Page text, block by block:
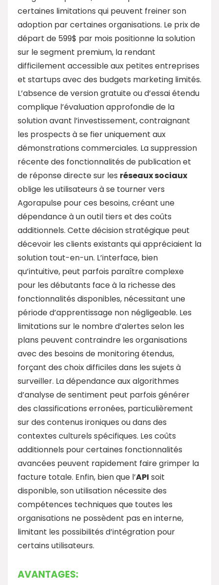
certaines limitations qui peuvent freiner son
adoption par certaines organisations. Le prix de
départ de 599$ par mois positionne la solution
sur le segment premium, la rendant
difficilement accessible aux petites entreprises
et startups avec des budgets marketing limités.
L’absence de version gratuite ou d’essai étendu
complique l’évaluation approfondie de la
solution avant l’investissement, contraignant
les prospects à se fier uniquement aux
démonstrations commerciales. La suppression
récente des fonctionnalités de publication et
de réponse directe sur les réseaux sociaux
oblige les utilisateurs à se tourner vers
Agorapulse pour ces besoins, créant une
dépendance à un outil tiers et des coûts
additionnels. Cette décision stratégique peut
décevoir les clients existants qui appréciaient la
solution tout-en-un. L’interface, bien
qu’intuitive, peut parfois paraître complexe
pour les débutants face à la richesse des
fonctionnalités disponibles, nécessitant une
période d’apprentissage non négligeable. Les
limitations sur le nombre d’alertes selon les
plans peuvent contraindre les organisations
avec des besoins de monitoring étendus,
forçant des choix difficiles dans les sujets à
surveiller. La dépendance aux algorithmes
d’analyse de sentiment peut parfois générer
des classifications erronées, particulièrement
sur des contenus ironiques ou dans des
contextes culturels spécifiques. Les coûts
additionnels pour certaines fonctionnalités
avancées peuvent rapidement faire grimper la
facture totale. Enfin, bien que l’API soit
disponible, son utilisation nécessite des
compétences techniques que toutes les
organisations ne possèdent pas en interne,
limitant les possibilités d’intégration pour
certains utilisateurs.
AVANTAGES: